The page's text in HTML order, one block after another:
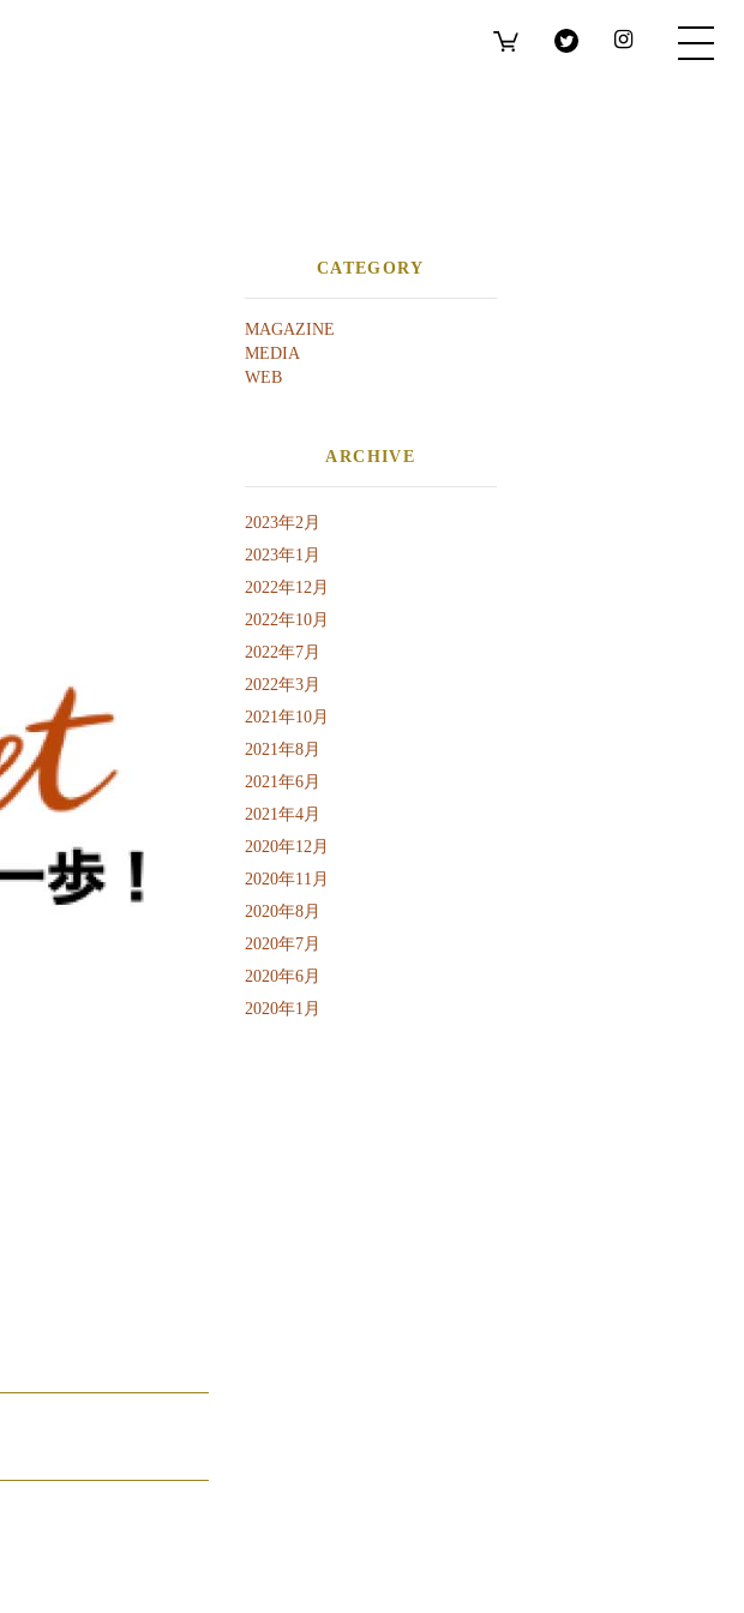
CATEGORY
MAGAZINE
MEDIA
WEB
ARCHIVE
2023年2月
2023年1月
2022年12月
2022年10月
2022年7月
2022年3月
2021年10月
2021年8月
2021年6月
2021年4月
2020年12月
2020年11月
2020年8月
2020年7月
2020年6月
2020年1月